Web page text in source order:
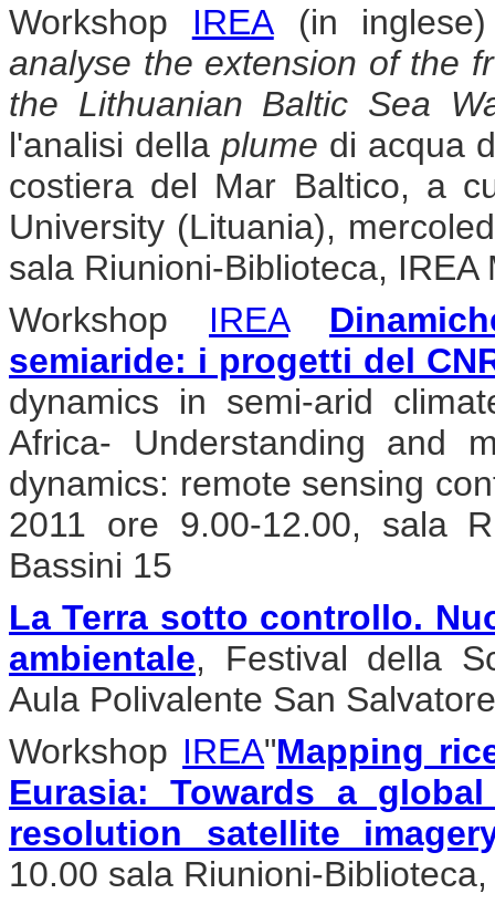
Workshop IREA(in
analyse the extension of the
the Lithuanian Baltic Sea
l'analisi della plume di acqua
costiera del Mar Baltico, a
University (Lituania),
sala Riunioni-Biblioteca, IREA
Workshop IREA
semiaride: i progetti del
dynamics in semi-arid
Africa- Understanding and
dynamics: remote sensing
2011 ore 9.00-12.00, sala
Bassini 15
La Terra sotto controllo.
ambientale, Festival della
Aula Polivalente San
Workshop IREA"Mapping
Eurasia: Towards a
resolution satellite
10.00 sala Riunioni-